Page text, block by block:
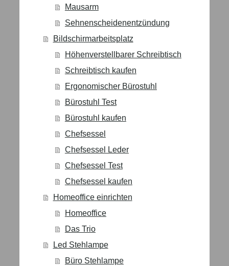
Mausarm
Sehnenscheidenentzündung
Bildschirmarbeitsplatz
Höhenverstellbarer Schreibtisch
Schreibtisch kaufen
Ergonomischer Bürostuhl
Bürostuhl Test
Bürostuhl kaufen
Chefsessel
Chefsessel Leder
Chefsessel Test
Chefsessel kaufen
Homeoffice einrichten
Homeoffice
Das Trio
Led Stehlampe
Büro Stehlampe